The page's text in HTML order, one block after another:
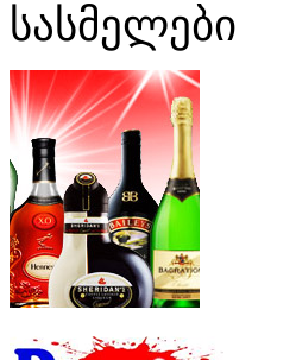
სასმელები